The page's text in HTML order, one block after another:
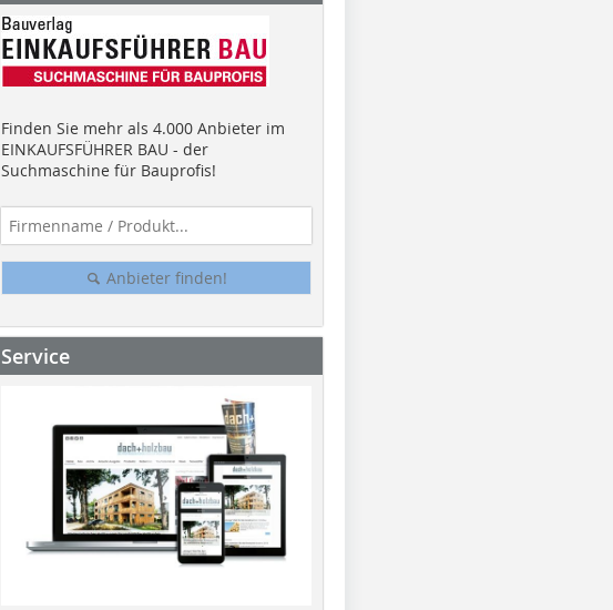
Finden Sie mehr als 4.000 Anbieter im
EINKAUFSFÜHRER BAU - der
Suchmaschine für Bauprofis!
Anbieter finden!
Service